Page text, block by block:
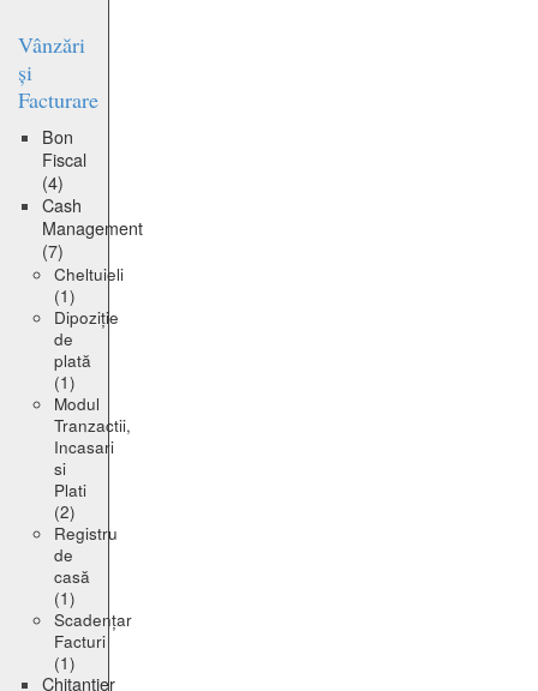
Vânzări
și
Facturare
Bon
Fiscal
(4)
Cash
Management
(7)
Cheltuieli
(1)
Dipoziție
de
plată
(1)
Modul
Tranzactii,
Incasari
si
Plati
(2)
Registru
de
casă
(1)
Scadențar
Facturi
(1)
Chitanțier